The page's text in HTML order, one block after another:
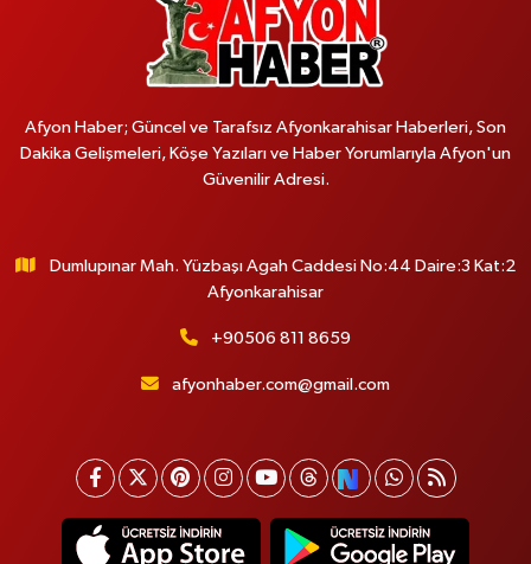
Afyon Haber; Güncel ve Tarafsız Afyonkarahisar Haberleri, Son
Dakika Gelişmeleri, Köşe Yazıları ve Haber Yorumlarıyla Afyon'un
Güvenilir Adresi.
Dumlupınar Mah. Yüzbaşı Agah Caddesi No:44 Daire:3 Kat:2
Afyonkarahisar
+90506 811 8659
afyonhaber.com@gmail.com